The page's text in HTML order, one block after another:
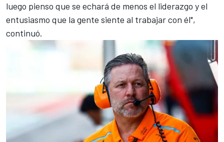
luego pienso que se echará de menos el liderazgo y el
entusiasmo que la gente siente al trabajar con él",
continuó.